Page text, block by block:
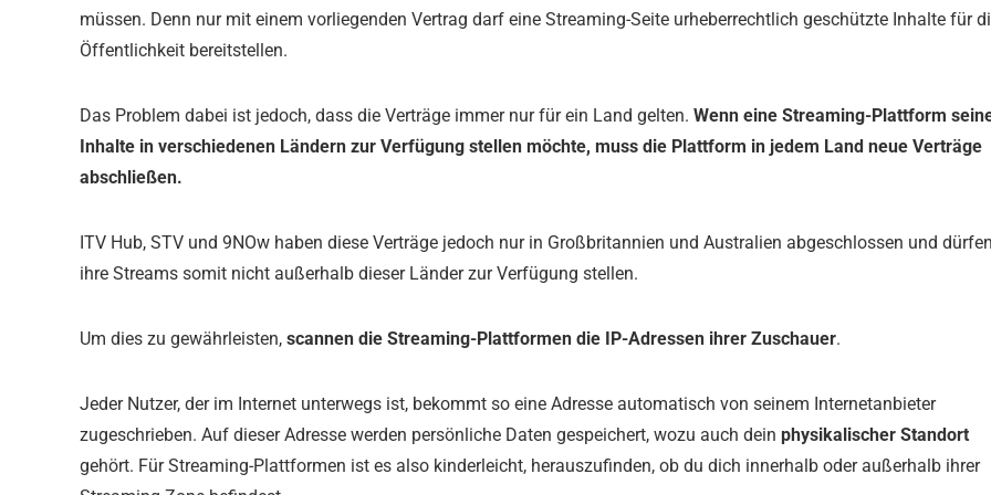
müssen. Denn nur mit einem vorliegenden Vertrag darf eine Streaming-Seite urheberrechtlich geschützte Inhalte für
Öffentlichkeit bereitstellen.
Das Problem dabei ist jedoch, dass die Verträge immer nur für ein Land gelten. Wenn eine Streaming-Plattform
Inhalte in verschiedenen Ländern zur Verfügung stellen möchte, muss die Plattform in jedem Land neue Verträge
abschließen.
ITV Hub, STV und 9NOw haben diese Verträge jedoch nur in Großbritannien und Australien abgeschlossen und dürfen
ihre Streams somit nicht außerhalb dieser Länder zur Verfügung stellen.
Um dies zu gewährleisten, scannen die Streaming-Plattformen die IP-Adressen ihrer Zuschauer.
Jeder Nutzer, der im Internet unterwegs ist, bekommt so eine Adresse automatisch von seinem Internetanbieter
zugeschrieben. Auf dieser Adresse werden persönliche Daten gespeichert, wozu auch dein physikalischer Standort
gehört. Für Streaming-Plattformen ist es also kinderleicht, herauszufinden, ob du dich innerhalb oder außerhalb ihrer